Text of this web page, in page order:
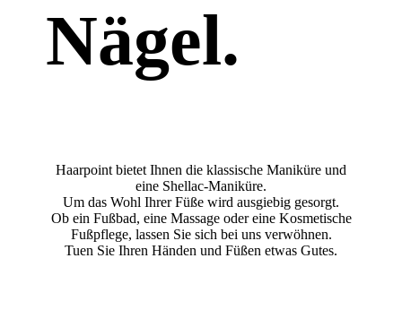
Nägel.
Haarpoint bietet Ihnen die klassische Maniküre und
eine Shellac-Maniküre.
Um das Wohl Ihrer Füße wird ausgiebig gesorgt.
Ob ein Fußbad, eine Massage oder eine Kosmetische
Fußpflege, lassen Sie sich bei uns verwöhnen.
Tuen Sie Ihren Händen und Füßen etwas Gutes.